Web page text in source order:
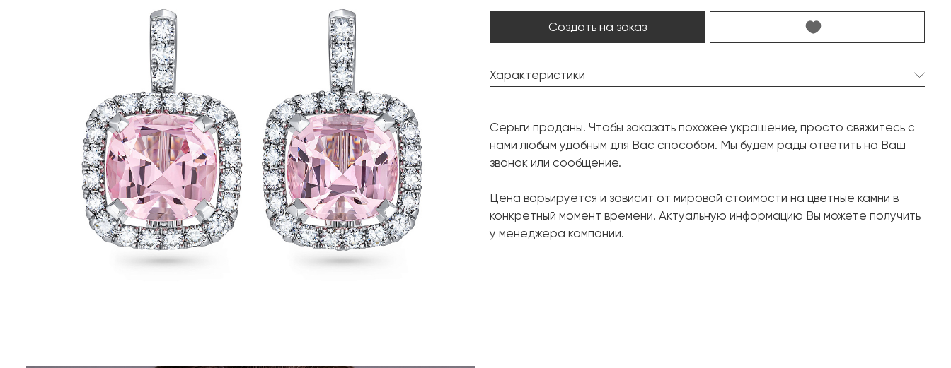
Создать на заказ
Характеристики
Форма огранки:
Кушон
Бриллиант:
Металл:
Белое золото, 750 проба
Вес грамм:
Серьги проданы. Чтобы заказать похожее украшение, просто свяжитесь с
нами любым удобным для Вас способом. Мы будем рады ответить на Ваш
звонок или сообщение.
Цена варьируется и зависит от мировой стоимости на цветные камни в
конкретный момент времени. Актуальную информацию Вы можете получить
у менеджера компании.